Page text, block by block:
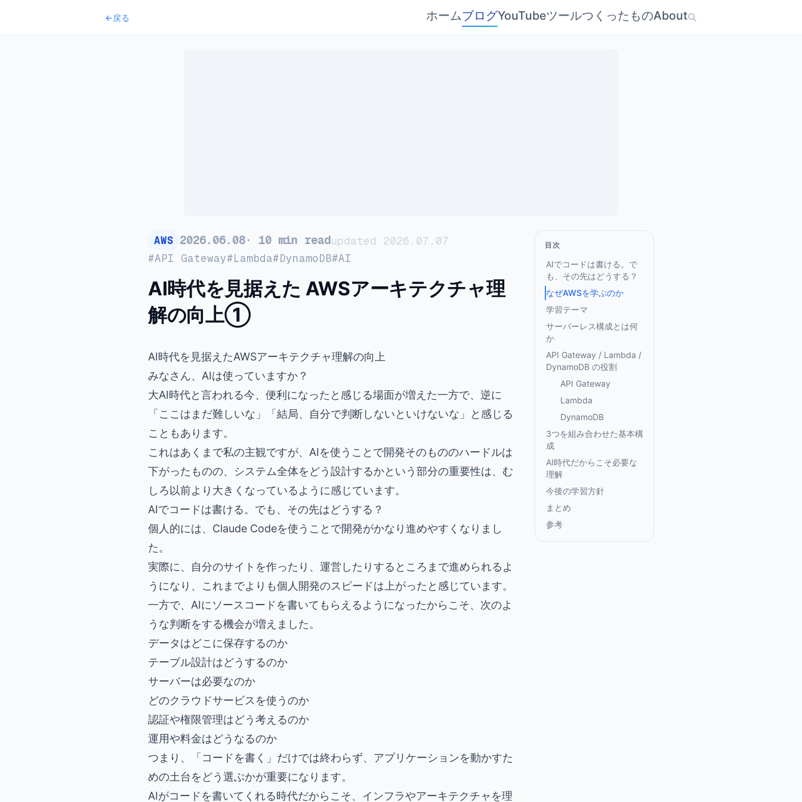
←戻る ホームブログYouTubeツールつくったものAbout
AWS 2026. 06. 08· 10 min readupdated 2026 . 07 . 07
#API Gateway#Lambda#DynamoDB#AI
AI時代を見据えた AWSアーキテクチャ理
解の向上①
AI時代を見据えたAWSアーキテクチャ理解の向上
みなさん、AIは使っていますか？
大AI時代と言われる今、便利になったと感じる場面が増えた一方で、逆に
「ここはまだ難しいな」「結局、自分で判断しないといけないな」と感じる
こともあります。
これはあくまで私の主観ですが、AIを使うことで開発そのもののハードルは
下がったものの、システム全体をどう設計するかという部分の重要性は、む
しろ以前より大きくなっているように感じています。
AIでコードは書ける。でも、その先はどうする？
個人的には、Claude Codeを使うことで開発がかなり進めやすくなりまし
た。
実際に、自分のサイトを作ったり、運営したりするところまで進められるよ
うになり、これまでよりも個人開発のスピードは上がったと感じています。
一方で、AIにソースコードを書いてもらえるようになったからこそ、次のよ
うな判断をする機会が増えました。
データはどこに保存するのか
テーブル設計はどうするのか
サーバーは必要なのか
どのクラウドサービスを使うのか
認証や権限管理はどう考えるのか
運用や料金はどうなるのか
つまり、「コードを書く」だけでは終わらず、アプリケーションを動かすた
めの土台をどう選ぶかが重要になります。
AIがコードを書いてくれる時代だからこそ、インフラやアーキテクチャを理
目次
AIでコードは書ける。で
も、その先はどうする？
なぜAWSを学ぶのか
学習テーマ
サーバーレス構成とは何
か
API Gateway / Lambda /
DynamoDB の役割
API Gateway
Lambda
DynamoDB
3つを組み合わせた基本構
成
AI時代だからこそ必要な
理解
今後の学習方針
まとめ
参考